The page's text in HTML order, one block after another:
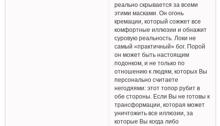
реально скрывается за всеми
этими масками. Он огонь
кремации, который сожжет все
комфортные иллюзии и обнажит
суровую реальность. Локи не
самый «практичный» бог. Порой
он может быть настоящим
подонком, и не только по
отношению к людям, которых Вы
персонально считаете
негодяями: этот топор рубит в
обе стороны. Если Вы не готовы к
трансформации, которая может
уничтожить все иллюзии, за
которые Вы когда либо